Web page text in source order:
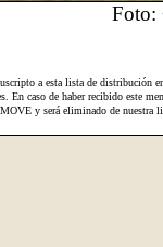
Foto:
a esta lista de distribución
En caso de haber recibido este
y será eliminado de nuestra